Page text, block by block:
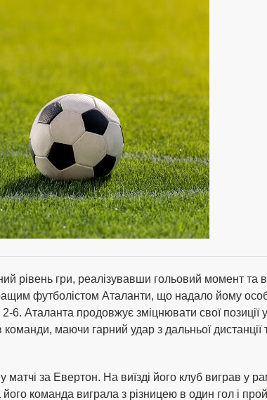
рівень гри, реалізувавши гольовий момент
футболістом Аталанти, що надало йому
6. Аталанта продовжує зміцнювати свої позиції
маючи гарний удар з дальньої
за Евертон. На виїзді його клуб виграв у
його команда виграла з різницею в один гол і